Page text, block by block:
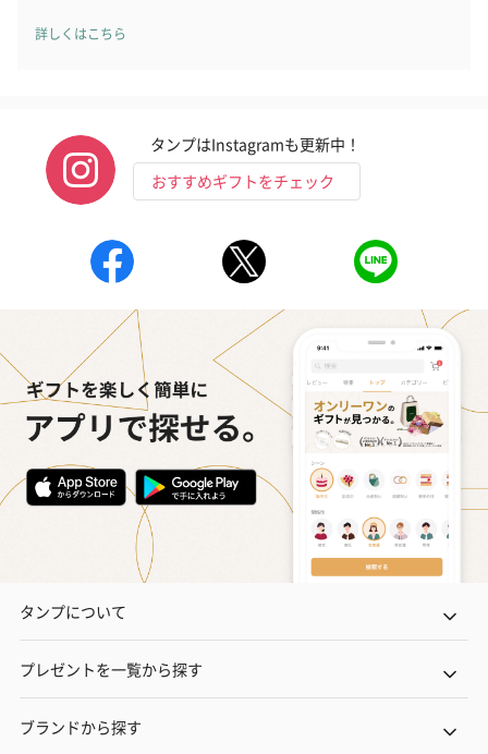
詳しくはこちら
タンプはInstagramも更新中！
おすすめギフトをチェック
タンプについて
プレゼントを一覧から探す
ブランドから探す